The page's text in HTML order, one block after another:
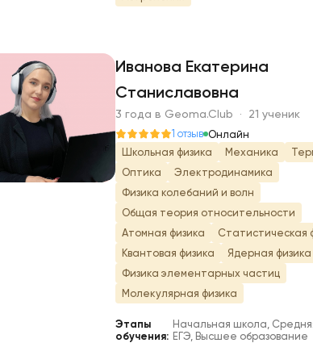
И
Иванова Екатерина
Станиславовна
3 года в Geoma.Club · 21 ученик
1 отзыв Онлайн
Школьная физика
Механика
Оптика
Электродинамика
Физика колебаний и волн
Общая теория относительности
Атомная физика
Статистическая
Квантовая физика
Ядерная физика
Физика элементарных частиц
Молекулярная физика
Этапы
обучения:
Начальная школа,
ЕГЭ, Высшее образование